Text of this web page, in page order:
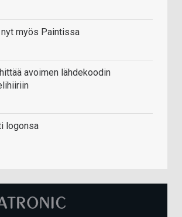
myös Paintissa
avoimen lähdekoodin
logonsa